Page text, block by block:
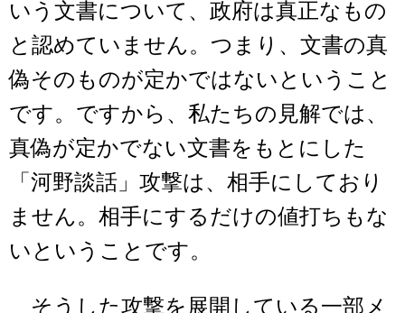
いう文書について、政府は真正なもの
と認めていません。つまり、文書の真
偽そのものが定かではないということ
です。ですから、私たちの見解では、
真偽が定かでない文書をもとにした
「河野談話」攻撃は、相手にしており
ません。相手にするだけの値打ちもな
いということです。
そうした攻撃を展開している一部メ